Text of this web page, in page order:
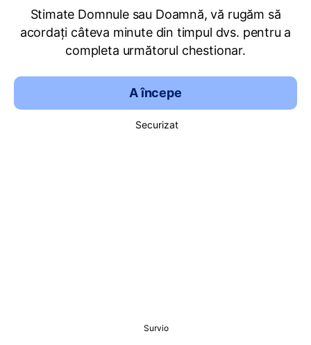
Stimate Domnule sau Doamnă, vă rugăm să
acordați câteva minute din timpul dvs. pentru a
completa următorul chestionar.
A începe
Securizat
Survio